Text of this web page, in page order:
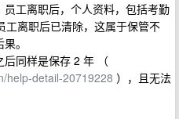
工离职后，个人资料，包括考勤
工离职后已清除，这属于保管不
。
后同样是保存 2 年 （
help-detail-20719228 ），且无法